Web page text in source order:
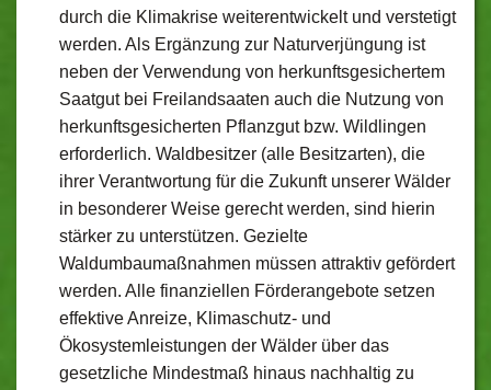
durch die Klimakrise weiterentwickelt und verstetigt
werden. Als Ergänzung zur Naturverjüngung ist
neben der Verwendung von herkunftsgesichertem
Saatgut bei Freilandsaaten auch die Nutzung von
herkunftsgesicherten Pflanzgut bzw. Wildlingen
erforderlich. Waldbesitzer (alle Besitzarten), die
ihrer Verantwortung für die Zukunft unserer Wälder
in besonderer Weise gerecht werden, sind hierin
stärker zu unterstützen. Gezielte
Waldumbaumaßnahmen müssen attraktiv gefördert
werden. Alle finanziellen Förderangebote setzen
effektive Anreize, Klimaschutz- und
Ökosystemleistungen der Wälder über das
gesetzliche Mindestmaß hinaus nachhaltig zu